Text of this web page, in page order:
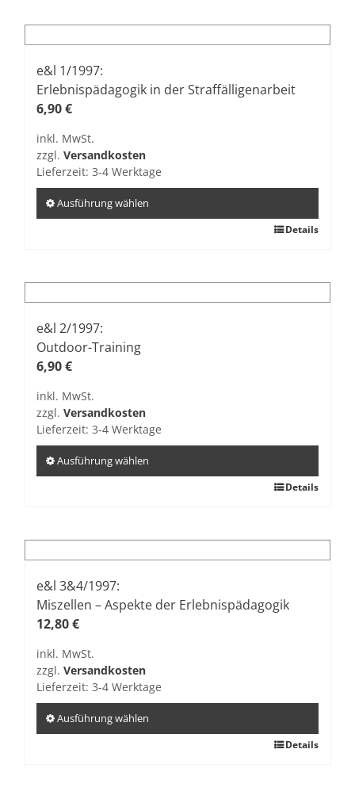
mehrere
Varianten
auf.
Die
Optionen
auf
der
gewählt
werden
e&l 1/1997:
Erlebnispädagogik in der Straffälligenarbeit
6,90€
inkl. MwSt.
zzgl. Versandkosten
Lieferzeit: 3-4 Werktage
Ausführung wählen
mehrere
Varianten
auf.
Die
Optionen
auf
der
gewählt
werden
Details
e&l 2/1997:
Outdoor-Training
6,90€
inkl. MwSt.
zzgl. Versandkosten
Lieferzeit: 3-4 Werktage
Ausführung wählen
mehrere
Varianten
auf.
Die
Optionen
auf
der
gewählt
werden
Details
e&l 3&4/1997:
Miszellen – Aspekte der Erlebnispädagogik
12,80€
inkl. MwSt.
zzgl. Versandkosten
Lieferzeit: 3-4 Werktage
Ausführung wählen
Details